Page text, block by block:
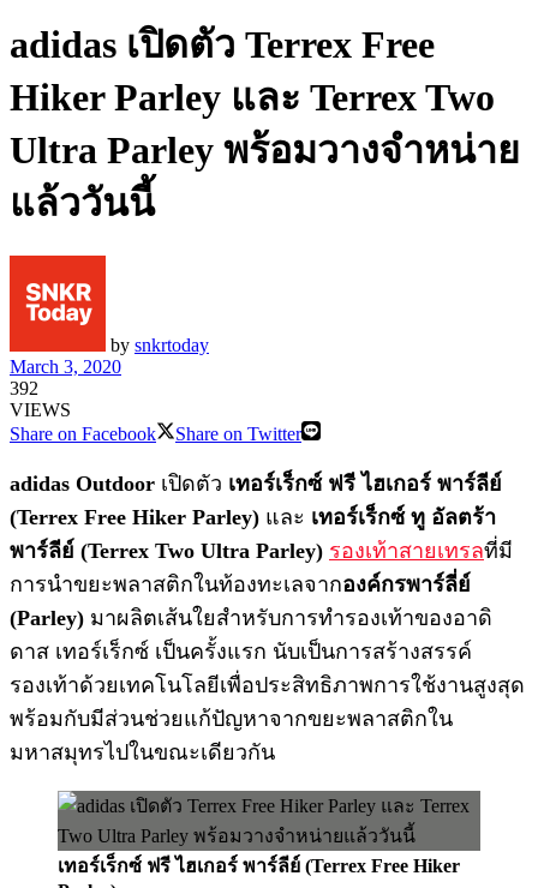
adidas เปิดตัว Terrex Free
Hiker Parley และ Terrex Two
Ultra Parley พร้อมวางจำหน่าย
แล้ววันนี้
by snkrtoday
March 3, 2020
392
VIEWS
Share on Facebook
Share on Twitter
adidas Outdoor เปิดตัว เทอร์เร็กซ์ ฟรี ไฮเกอร์ พาร์ลีย์
(Terrex Free Hiker Parley) และ เทอร์เร็กซ์ ทู อัลตร้า
พาร์ลีย์ (Terrex Two Ultra Parley) รองเท้าสายเทรลที่มี
การนำขยะพลาสติกในท้องทะเลจากองค์กรพาร์ลี่ย์
(Parley) มาผลิตเส้นใยสำหรับการทำรองเท้าของอาดิ
ดาส เทอร์เร็กซ์ เป็นครั้งแรก นับเป็นการสร้างสรรค์
รองเท้าด้วยเทคโนโลยีเพื่อประสิทธิภาพการใช้งานสูงสุด
พร้อมกับมีส่วนช่วยแก้ปัญหาจากขยะพลาสติกใน
มหาสมุทรไปในขณะเดียวกัน
เทอร์เร็กซ์ ฟรี ไฮเกอร์ พาร์ลีย์ (Terrex Free Hiker